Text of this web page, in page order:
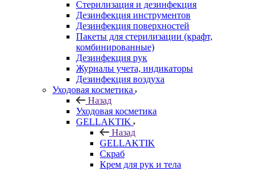
Стерилизация и дезинфекция
Дезинфекция инструментов
Дезинфекция поверхностей
Пакеты для стерилизации (крафт,
комбинированные)
Дезинфекция рук
Журналы учета, индикаторы
Дезинфекция воздуха
Уходовая косметика
Назад
Уходовая косметика
GELLAKTIK
Назад
GELLAKTIK
Скраб
Крем для рук и тела